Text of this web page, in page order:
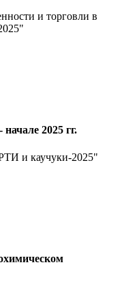
и торговли в
2025 гг.
и каучуки-2025"